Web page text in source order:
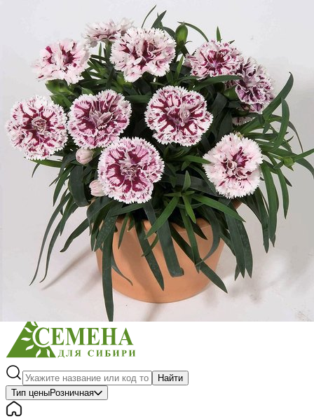
Обратный звонокЗаказать обратный звонок
Каталог
Семена
Грунты
Газонные травы, сидераты
Горшки, рассадники, аксессуары
Посадочный материал
Садовый инструмент, инвентарь
Консервирование
Средства защиты, удобрения, добавки, химия
Обустройство сада, декор
Найти
Тип ценыРозничная